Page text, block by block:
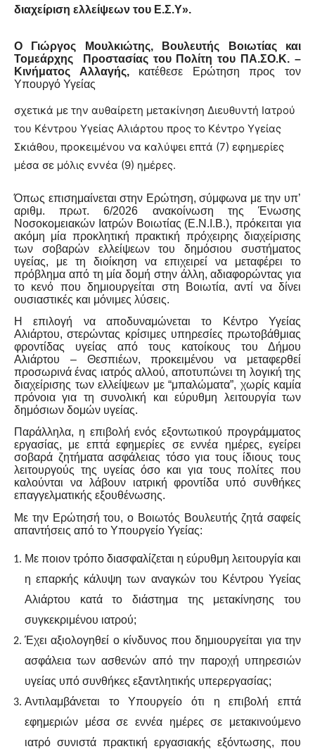
διαχείριση ελλείψεων του Ε.Σ.Υ».
Ο Γιώργος Μουλκιώτης, Βουλευτής Βοιωτίας και
Τομεάρχης
Προστασίας του Πολίτη του ΠΑ.ΣΟ.Κ. –
Κινήματος Αλλαγής,
κατέθεσε Ερώτηση προς τον
Υπουργό Υγείας
σχετικά με την αυθαίρετη μετακίνηση Διευθυντή Ιατρού
του Κέντρου Υγείας Αλιάρτου προς το Κέντρο Υγείας
Σκιάθου, προκειμένου να καλύψει επτά (7) εφημερίες
μέσα σε μόλις εννέα (9) ημέρες.
Όπως επισημαίνεται στην Ερώτηση, σύμφωνα με την υπ’
αριθμ. πρωτ. 6/2026 ανακοίνωση της Ένωσης
Νοσοκομειακών Ιατρών Βοιωτίας (Ε.Ν.Ι.Β.), πρόκειται για
ακόμη μία προκλητική πρακτική πρόχειρης διαχείρισης
των σοβαρών ελλείψεων του δημόσιου συστήματος
υγείας, με τη διοίκηση να επιχειρεί να μεταφέρει το
πρόβλημα από τη μία δομή στην άλλη, αδιαφορώντας για
το κενό που δημιουργείται στη Βοιωτία, αντί να δίνει
ουσιαστικές και μόνιμες λύσεις.
Η επιλογή να αποδυναμώνεται το Κέντρο Υγείας
Αλιάρτου, στερώντας κρίσιμες υπηρεσίες πρωτοβάθμιας
φροντίδας υγείας από τους κατοίκους του Δήμου
Αλιάρτου – Θεσπιέων, προκειμένου να μεταφερθεί
προσωρινά ένας ιατρός αλλού, αποτυπώνει τη λογική της
διαχείρισης των ελλείψεων με “μπαλώματα”, χωρίς καμία
πρόνοια για τη συνολική και εύρυθμη λειτουργία των
δημόσιων δομών υγείας.
Παράλληλα, η επιβολή ενός εξοντωτικού προγράμματος
εργασίας, με επτά εφημερίες σε εννέα ημέρες, εγείρει
σοβαρά ζητήματα ασφάλειας τόσο για τους ίδιους τους
λειτουργούς της υγείας όσο και για τους πολίτες που
καλούνται να λάβουν ιατρική φροντίδα υπό συνθήκες
επαγγελματικής εξουθένωσης.
Με την Ερώτησή του, ο Βοιωτός Βουλευτής ζητά σαφείς
απαντήσεις από το Υπουργείο Υγείας:
Με ποιον τρόπο διασφαλίζεται η εύρυθμη λειτουργία και
η επαρκής κάλυψη των αναγκών του Κέντρου Υγείας
Αλιάρτου κατά το διάστημα της μετακίνησης του
συγκεκριμένου ιατρού;
Έχει αξιολογηθεί ο κίνδυνος που δημιουργείται για την
ασφάλεια των ασθενών από την παροχή υπηρεσιών
υγείας υπό συνθήκες εξαντλητικής υπερεργασίας;
Αντιλαμβάνεται το Υπουργείο ότι η επιβολή επτά
εφημεριών μέσα σε εννέα ημέρες σε μετακινούμενο
ιατρό συνιστά πρακτική εργασιακής εξόντωσης, που